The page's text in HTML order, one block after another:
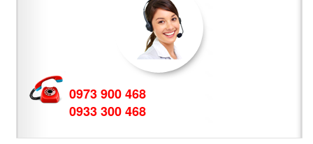
0973 900 468
0933 300 468